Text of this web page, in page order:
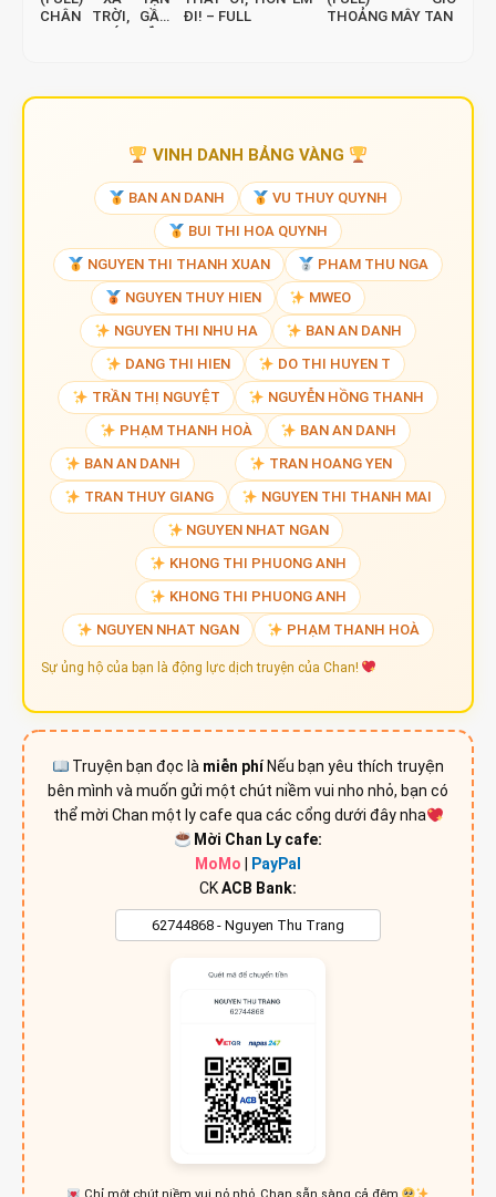
CHÂN TRỜI, GẦN
ĐI! – FULL
THOẢNG MÂY TAN
VINH DANH BẢNG VÀNG
BAN AN DANH
VU THUY QUYNH
BUI THI HOA QUYNH
NGUYEN THI THANH XUAN
PHAM THU NGA
NGUYEN THUY HIEN
MWEO
NGUYEN THI NHU HA
BAN AN DANH
DANG THI HIEN
DO THI HUYEN T
TRẦN THỊ NGUYỆT
NGUYỄN HỒNG THANH
PHẠM THANH HOÀ
BAN AN DANH
BAN AN DANH
TRAN HOANG YEN
TRAN THUY GIANG
NGUYEN THI THANH MAI
NGUYEN NHAT NGAN
KHONG THI PHUONG ANH
KHONG THI PHUONG ANH
NGUYEN NHAT NGAN
PHẠM THANH HOÀ
Sự ủng hộ của bạn là động lực dịch truyện của Chan!
Truyện bạn đọc là miễn phíNếu bạn yêu thích truyện
bên mình và muốn gửi một chút niềm vui nho nhỏ, bạn có
thể mời Chan một ly cafe qua các cổng dưới đây nha
Mời Chan Ly cafe:
MoMo
PayPal
CKACB Bank: